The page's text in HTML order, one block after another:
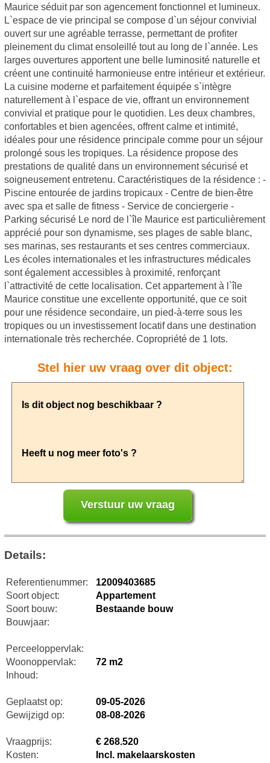
Maurice séduit par son agencement fonctionnel et lumineux.
L`espace de vie principal se compose d`un séjour convivial
ouvert sur une agréable terrasse, permettant de profiter
pleinement du climat ensoleillé tout au long de l`année. Les
larges ouvertures apportent une belle luminosité naturelle et
créent une continuité harmonieuse entre intérieur et extérieur.
La cuisine moderne et parfaitement équipée s`intègre
naturellement à l`espace de vie, offrant un environnement
convivial et pratique pour le quotidien. Les deux chambres,
confortables et bien agencées, offrent calme et intimité,
idéales pour une résidence principale comme pour un séjour
prolongé sous les tropiques. La résidence propose des
prestations de qualité dans un environnement sécurisé et
soigneusement entretenu. Caractéristiques de la résidence : -
Piscine entourée de jardins tropicaux - Centre de bien-être
avec spa et salle de fitness - Service de conciergerie -
Parking sécurisé Le nord de l`île Maurice est particulièrement
apprécié pour son dynamisme, ses plages de sable blanc,
ses marinas, ses restaurants et ses centres commerciaux.
Les écoles internationales et les infrastructures médicales
sont également accessibles à proximité, renforçant
l`attractivité de cette localisation. Cet appartement à l`île
Maurice constitue une excellente opportunité, que ce soit
pour une résidence secondaire, un pied-à-terre sous les
tropiques ou un investissement locatif dans une destination
internationale très recherchée. Copropriété de 1 lots.
Stel hier uw vraag over dit object:
Details:
Referentienummer:
12009403685
Soort object:
Appartement
Soort bouw:
Bestaande bouw
Bouwjaar:
Perceeloppervlak:
Woonoppervlak:
72 m2
Inhoud:
Geplaatst op:
09-05-2026
Gewijzigd op:
08-08-2026
Vraagprijs:
€ 268.520
Kosten:
Incl. makelaarskosten